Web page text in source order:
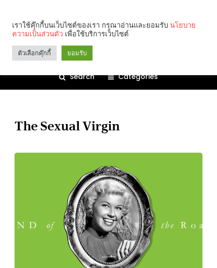
Search Categories
The Sexual Virgin
เราใช้คุ๊กกี้บนเว็บไซต์ของเรา กรุณาอ่านและยอมรับ นโยบาย
ความเป็นส่วนตัว เพื่อใช้บริการเว็บไซต์
ตัวเลือกคุ๊กกี้ ยอมรับ